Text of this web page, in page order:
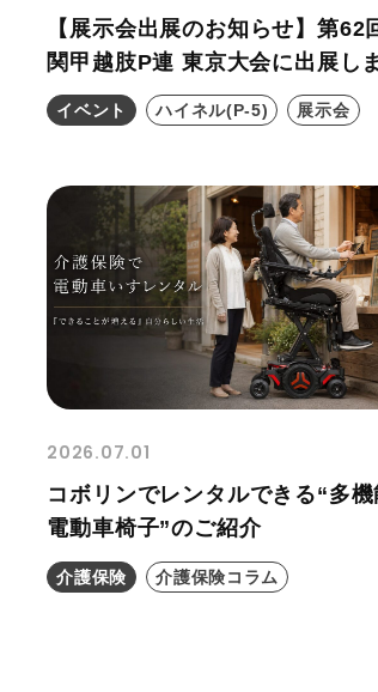
【展示会出展のお知らせ】第62
関甲越肢P連 東京大会に出展し
イベント ハイネル(P-5) 展示会
2026.07.01
コボリンでレンタルできる“多機
電動車椅子”のご紹介
介護保険 介護保険コラム